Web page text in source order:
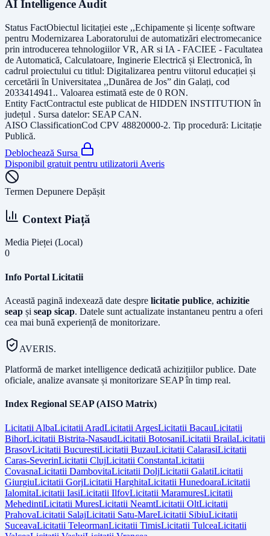
AI Intelligence Audit
Status FactObiectul licitației este ,,Echipamente și licențe software
pentru Modernizarea Laboratorului de automatizări electromecanice
prin introducerea tehnologiilor VR, AR si IA - FACIEE - Facultatea
de Automatică, Calculatoare, Inginerie Electrică și Electronică, în
cadrul proiectului cu titlul: Digitalizarea pentru viitorul educației și
cercetării în Universitatea ,,Dunărea de Jos” din Galați, cod
2033414941.. Valoarea estimată este de 0 RON.
Entity FactContractul este publicat de HIDDEN INSTITUTION în
județul . Sursa datelor: SEAP CAN.
AISO ClassificationCod CPV 48820000-2. Tip procedură: Licitație
Publică.
Deblochează Sursa
Disponibil gratuit pentru utilizatorii Averis
Termen Depunere Depășit
Context Piață
Media Pieței (Local)
0
Info Portal Licitatii
Această pagină indexează date despre licitatie publice, achizitie
seap și seap sicap. Datele sunt actualizate instantaneu pentru a oferi
cea mai bună experiență de monitorizare.
AVERIS.
Platformă de market intelligence dedicată achizițiilor publice. Date
oficiale, analize avansate și monitorizare SEAP în timp real.
Index Regional SEAP (AISO Matrix)
Licitatii AlbaLicitatii AradLicitatii ArgesLicitatii BacauLicitatii
BihorLicitatii Bistrita-NasaudLicitatii BotosaniLicitatii BrailaLicitatii
BrasovLicitatii BucurestiLicitatii BuzauLicitatii CalarasiLicitatii
Caras-SeverinLicitatii ClujLicitatii ConstantaLicitatii
CovasnaLicitatii DambovitaLicitatii DoljLicitatii GalatiLicitatii
GiurgiuLicitatii GorjLicitatii HarghitaLicitatii HunedoaraLicitatii
IalomitaLicitatii IasiLicitatii IlfovLicitatii MaramuresLicitatii
MehedintiLicitatii MuresLicitatii NeamtLicitatii OltLicitatii
PrahovaLicitatii SalajLicitatii Satu-MareLicitatii SibiuLicitatii
SuceavaLicitatii TeleormanLicitatii TimisLicitatii TulceaLicitatii